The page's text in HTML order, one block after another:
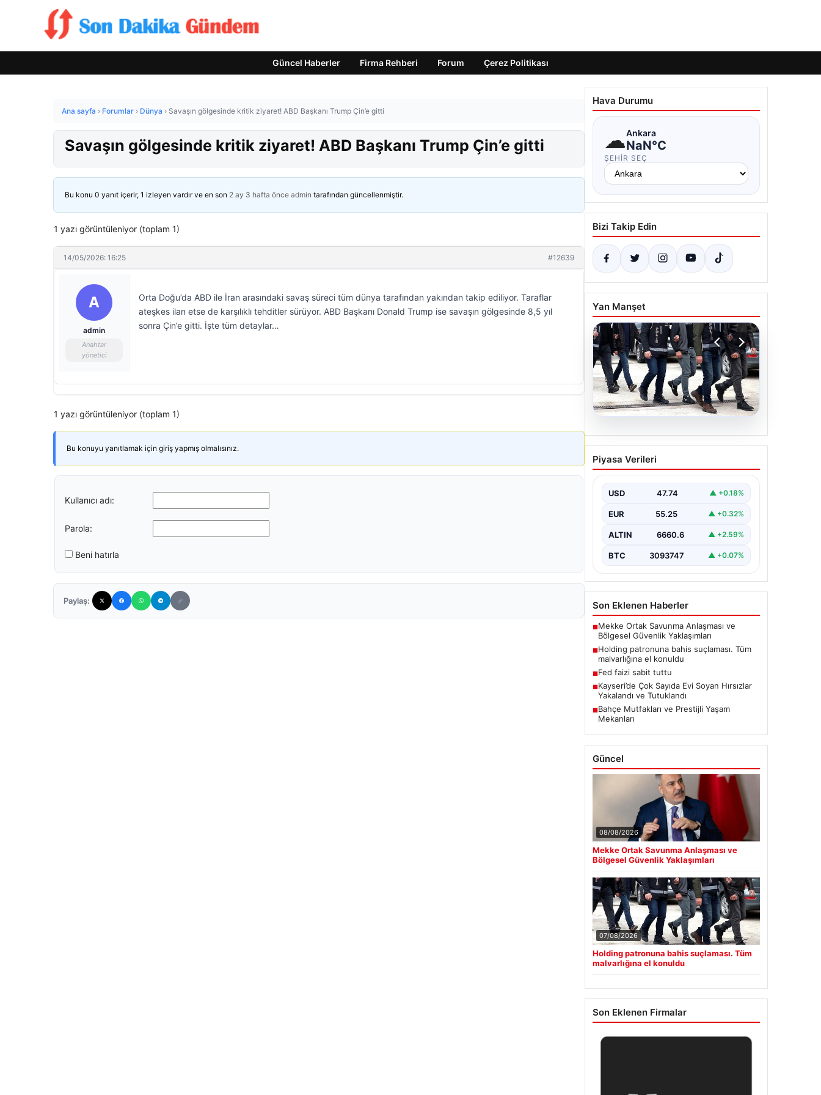
Güncel Haberler Firma Rehberi Forum Çerez Politikası
Ana sayfa › Forumlar › Dünya › Savaşın gölgesinde kritik ziyaret! ABD Başkanı Trump Çin’e gitti
Savaşın gölgesinde kritik ziyaret! ABD Başkanı Trump Çin’e gitti
Bu konu 0 yanıt içerir, 1 izleyen vardır ve en son 2 ay 3 hafta önce admin tarafından güncellenmiştir.
1 yazı görüntüleniyor (toplam 1)
14/05/2026: 16:25 #12639
A
admin
Anahtar
yönetici
Orta Doğu’da ABD ile İran arasındaki savaş süreci tüm dünya tarafından yakından takip ediliyor. Taraflar
ateşkes ilan etse de karşılıklı tehditler sürüyor. ABD Başkanı Donald Trump ise savaşın gölgesinde 8,5 yıl
sonra Çin’e gitti. İşte tüm detaylar…
1 yazı görüntüleniyor (toplam 1)
Bu konuyu yanıtlamak için giriş yapmış olmalısınız.
Kullanıcı adı:
Parola:
Beni hatırla
Paylaş:
Hava Durumu
☁Ankara
NaN°C
ŞEHIR SEÇ
Bizi Takip Edin
Yan Manşet
Holding patronuna bahis
suçlaması. Tüm
Piyasa Verileri
USD 47.74 ▲ +0.18%
EUR 55.25 ▲ +0.32%
ALTIN 6660.6 ▲ +2.59%
BTC 3093747 ▲ +0.07%
Son Eklenen Haberler
■Mekke Ortak Savunma Anlaşması ve
Bölgesel Güvenlik Yaklaşımları
■Holding patronuna bahis suçlaması. Tüm
malvarlığına el konuldu
■Fed faizi sabit tuttu
■Kayseri’de Çok Sayıda Evi Soyan Hırsızlar
Yakalandı ve Tutuklandı
■Bahçe Mutfakları ve Prestijli Yaşam
Mekanları
Güncel
08/08/2026
Mekke Ortak Savunma Anlaşması ve
Bölgesel Güvenlik Yaklaşımları
07/08/2026
Holding patronuna bahis suçlaması. Tüm
malvarlığına el konuldu
Son Eklenen Firmalar